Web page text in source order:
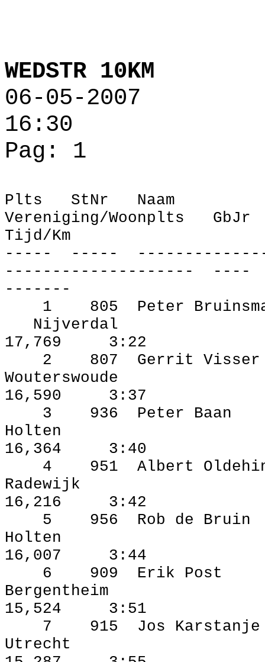
WEDSTR 10KM
06‑05‑2007
16:30
Pag: 1
Plts StNr
Naam
Vereniging/Woonplts
GbJr
Tijd/Km
‑‑‑‑‑
‑‑‑‑‑
‑‑‑‑‑‑‑‑‑‑‑‑‑‑‑‑‑‑‑‑
‑‑‑‑
‑‑‑‑‑‑‑
1
805
Peter
Nijverdal
17,769
3:22
2
807
Gerrit Visser
Wouterswoude
16,590
3:37
3
936
Peter Baan
Holten
16,364
3:40
4
951
Albert
Radewijk
16,216
3:42
5
956
Rob de Bruin
Holten
16,007
3:44
6
909
Erik Post
Bergentheim
15,524
3:51
7
915
Jos Karstanje
Utrecht